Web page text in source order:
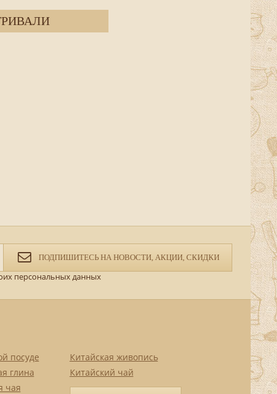
ПОДПИШИТЕСЬ НА НОВОСТИ, АКЦИИ, СКИДКИ
персональных данных
посуде
глина
чая
Китайская живопись
Китайский чай